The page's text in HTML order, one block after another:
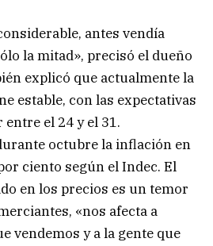
antes vendía
la mitad», precisó el dueño
explicó que actualmente la
estable, con las expectativas
el 24 y el 31.
octubre la inflación en
ciento según el Indec. El
en los precios es un temor
«nos afecta a
vendemos y a la gente que